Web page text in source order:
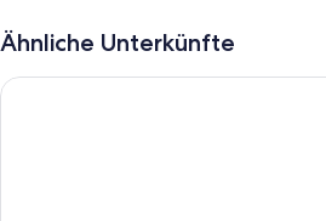
Ein Frühstücksbuffet (gegen Aufpreis),
(kostenpflichtig) und Express-Check-in
Ähnliche Unterkünfte
Premier Inn Lindau